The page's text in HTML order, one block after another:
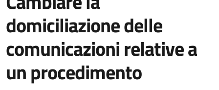
domiciliazione delle
comunicazioni relative a
un procedimento